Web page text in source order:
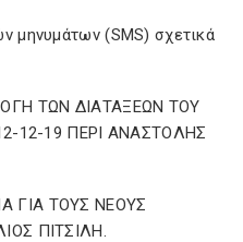
μηνυμάτων (SMS) σχετικά
ΤΩΝ ΔΙΑΤΑΞΕΩΝ ΤΟΥ
12-19 ΠΕΡΙ ΑΝΑΣΤΟΛΗΣ
ΓΙΑ ΤΟΥΣ ΝΕΟΥΣ
ΠΙΤΣΙΛΗ.